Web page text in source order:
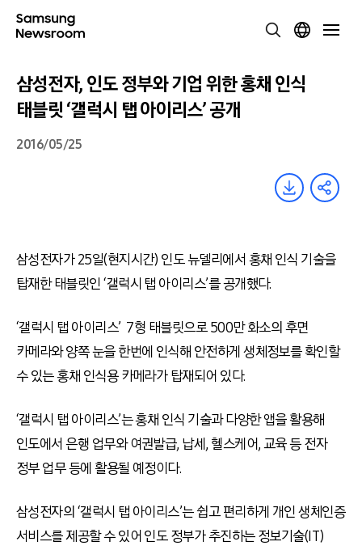
삼성전자, 인도 정부와 기업 위한 홍채 인식
태블릿 ‘갤럭시 탭 아이리스’ 공개
2016/05/25
삼성전자가 25일(현지시간) 인도 뉴델리에서 홍채 인식 기술을
탑재한 태블릿인 ‘갤럭시 탭 아이리스’를 공개했다.
‘갤럭시 탭 아이리스’ 7형 태블릿으로 500만 화소의 후면
카메라와 양쪽 눈을 한번에 인식해 안전하게 생체정보를 확인할
수 있는 홍채 인식용 카메라가 탑재되어 있다.
‘갤럭시 탭 아이리스’는 홍채 인식 기술과 다양한 앱을 활용해
인도에서 은행 업무와 여권발급, 납세, 헬스케어, 교육 등 전자
정부 업무 등에 활용될 예정이다.
삼성전자의 ‘갤럭시 탭 아이리스’는 쉽고 편리하게 개인 생체인증
서비스를 제공할 수 있어 인도 정부가 추진하는 정보기술(IT)